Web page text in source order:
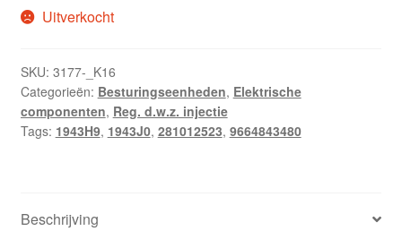
Uitverkocht
SKU: 3177-_K16
Categorieën: Besturingseenheden, Elektrische
componenten, Reg. d.w.z. injectie
Tags: 1943H9, 1943J0, 281012523, 9664843480
Beschrijving